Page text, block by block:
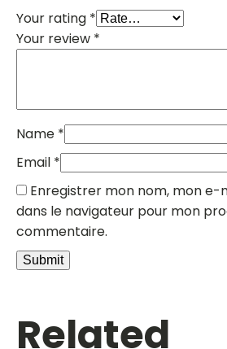
Your rating *
Your review *
Name *
Email *
Enregistrer mon nom, mon e-
dans le navigateur pour mon
commentaire.
Related